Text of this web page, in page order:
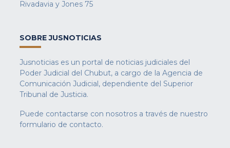
Rivadavia y Jones 75
SOBRE JUSNOTICIAS
Jusnoticias es un portal de noticias judiciales del
Poder Judicial del Chubut, a cargo de la Agencia de
Comunicación Judicial, dependiente del Superior
Tribunal de Justicia.
Puede contactarse con nosotros a través de nuestro
formulario de contacto.